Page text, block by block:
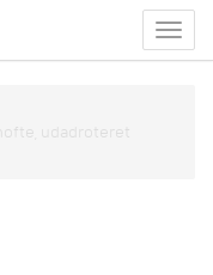
menu
udadroteret